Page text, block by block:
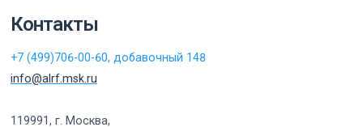
Контакты
+7 (499)706-00-60, добавочный 148
info@alrf.msk.ru
119991, г. Москва,